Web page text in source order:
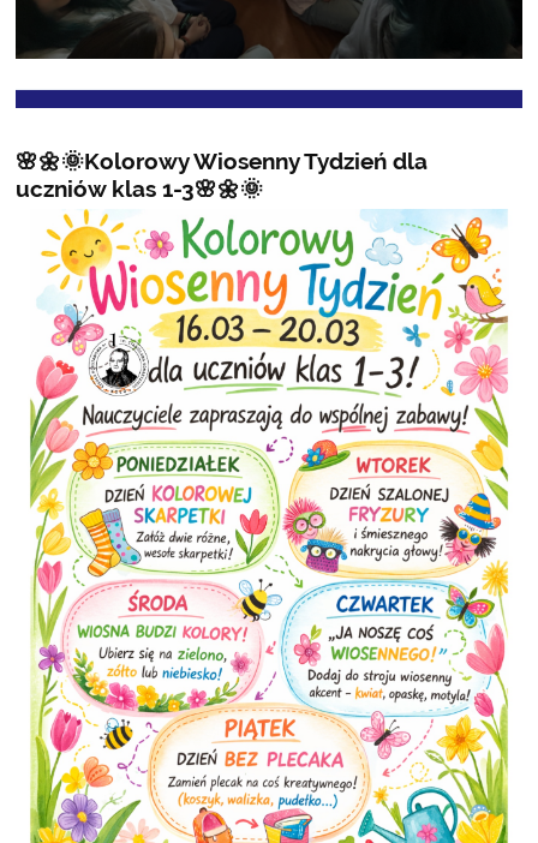
🌸🌼🌞Kolorowy Wiosenny Tydzień dla
uczniów klas 1-3🌸🌼🌞